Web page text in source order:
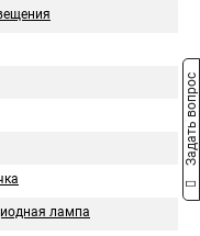
лампа
Задать вопрос